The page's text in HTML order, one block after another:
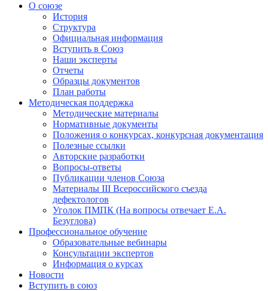
О союзе
История
Структура
Официальная информация
Вступить в Союз
Наши эксперты
Отчеты
Образцы документов
План работы
Методическая поддержка
Методические материалы
Нормативные документы
Положения о конкурсах, конкурсная документация
Полезные ссылки
Авторские разработки
Вопросы-ответы
Публикации членов Союза
Материалы III Всероссийского съезда
дефектологов
Уголок ПМПК (На вопросы отвечает Е.А.
Безуглова)
Профессиональное обучение
Образовательные вебинары
Консультации экспертов
Информация о курсах
Новости
Вступить в союз